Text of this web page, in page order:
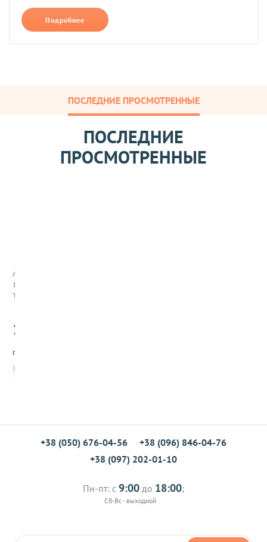
Подробнее
ПОСЛЕДНИЕ ПРОСМОТРЕННЫЕ
ПОСЛЕДНИЕ
ПРОСМОТРЕННЫЕ
и
й
с
й
р
с
Б
Арт:
1102005
Товар заканчивается
130
грн/шт
+38 (050) 676-04-56
+38 (096) 846-04-76
+38 (097) 202-01-10
Пн-пт: с 9:00 до 18:00;
Сб-Вс - выходной